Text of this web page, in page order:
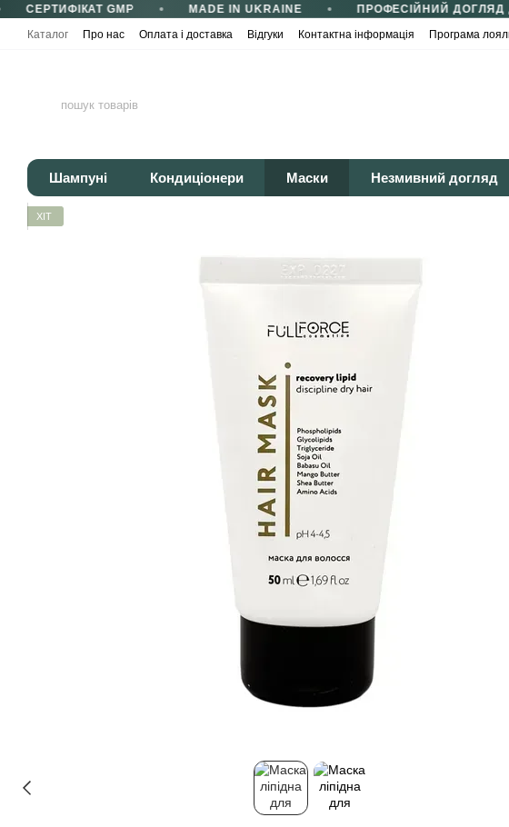
Перейти до основного контенту
СЕРТИФІКАТ GMP MADE IN UKRAINE ПРОФЕСІЙНИЙ ДОГЛЯД
Каталог
Про нас Оплата і доставка Відгуки Контактна інформація Програма
Шампуні Кондиціонери Маски Незмивний догляд
ХІТ